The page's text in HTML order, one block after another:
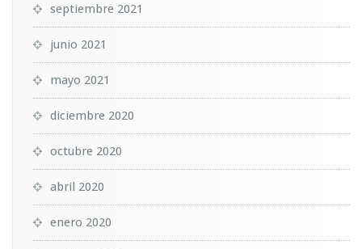
septiembre 2021
junio 2021
mayo 2021
diciembre 2020
octubre 2020
abril 2020
enero 2020